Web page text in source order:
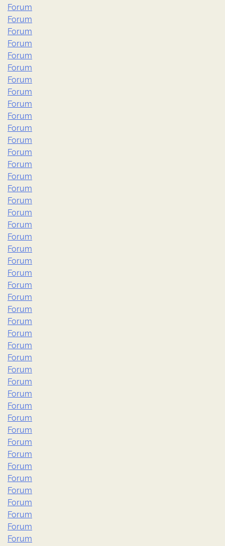
Forum
Forum
Forum
Forum
Forum
Forum
Forum
Forum
Forum
Forum
Forum
Forum
Forum
Forum
Forum
Forum
Forum
Forum
Forum
Forum
Forum
Forum
Forum
Forum
Forum
Forum
Forum
Forum
Forum
Forum
Forum
Forum
Forum
Forum
Forum
Forum
Forum
Forum
Forum
Forum
Forum
Forum
Forum
Forum
Forum